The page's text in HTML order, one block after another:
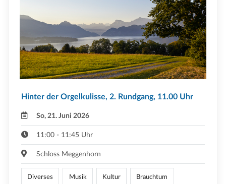
Hinter der Orgelkulisse, 2. Rundgang, 11.00 Uhr
So, 21. Juni 2026
11:00 - 11:45 Uhr
Schloss Meggenhorn
Diverses Musik Kultur Brauchtum